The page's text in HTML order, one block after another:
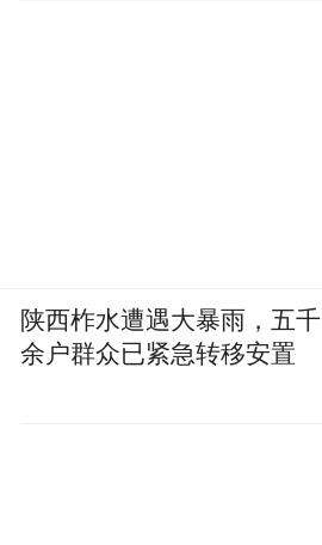
陕西柞水遭遇大暴雨，五千
余户群众已紧急转移安置